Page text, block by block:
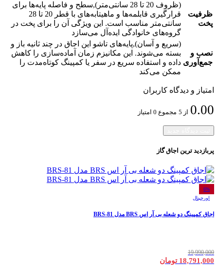
ظرفیت
پخت
(ظروف 20 تا 28 سانتی‌متر),سطح و فاصله پایه‌ها برای
قرارگیری قابلمه‌ها و ماهیتابه‌های با قطر 20 تا 28
سانتی‌متر مناسب است. این ویژگی آن را برای پخت در
گروه‌های خانوادگی ایده‌آل می‌سازد
نصب و
جمع‌آوری
(سریع و آسان),پایه‌های تاشو این اجاق در چند ثانیه باز و
بسته می‌شوند. این مکانیزم زمان آماده‌سازی را کاهش
داده و استفاده سریع در سفر یا کمپینگ کوتاه‌مدت را
ممکن می‌کند
امتیاز و دیدگاه کاربران
0.00 از 5 مجموع 0 امتیاز
پربازدید ترین اجاق گاز
6%
اورجینال
اجاق کمپینگ دو شعله بی آر اس BRS مدل BRS-81
19,990,000
18,791,000 تومان